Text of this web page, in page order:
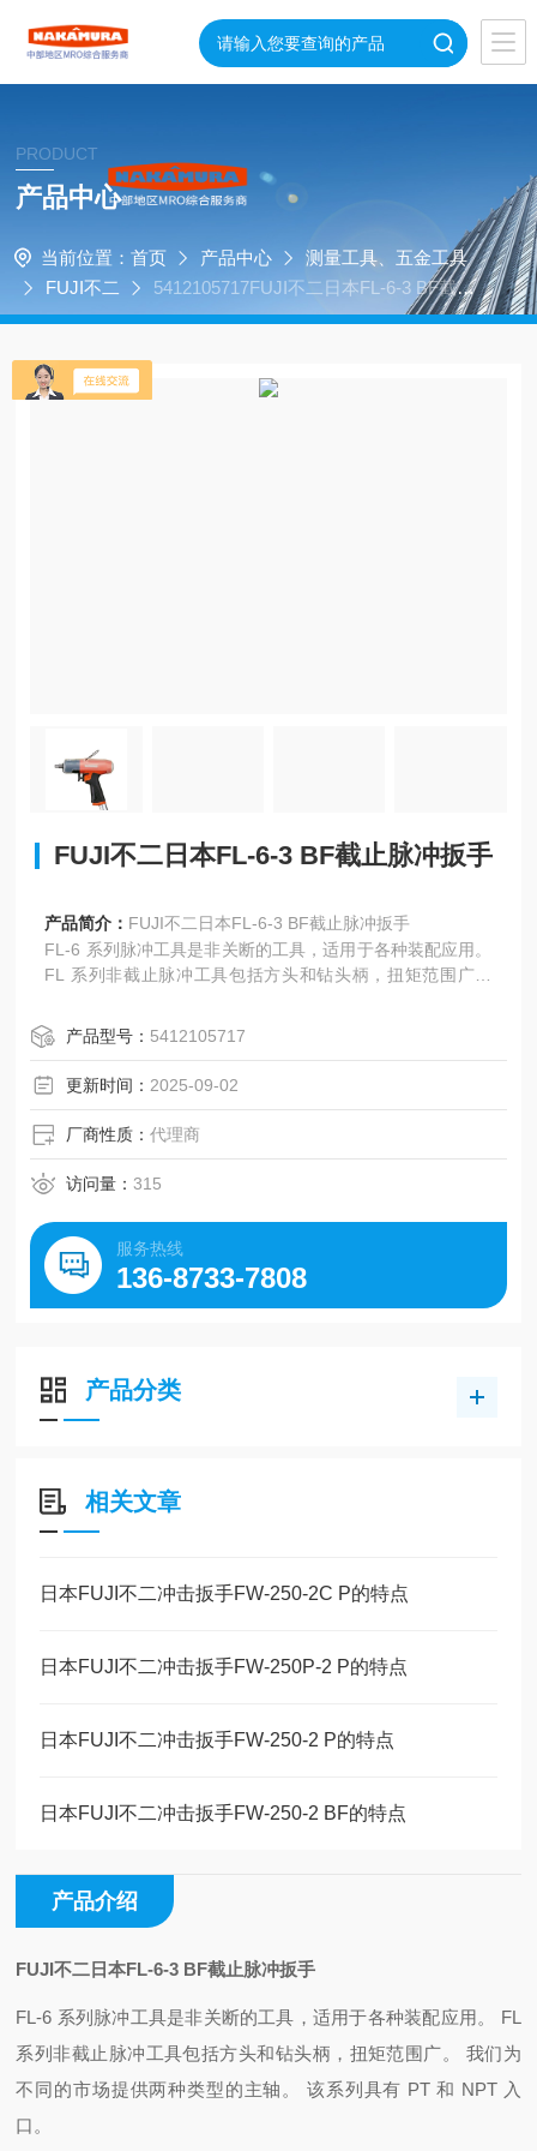
PRODUCT
产品中心
当前位置： 首页 产品中心
测量工具、五金工具
FUJI不二
5412105717FUJI不二日本FL-6-3 BF截止
脉冲扳手
FUJI不二日本FL-6-3 BF截止脉冲扳手
产品简介： FUJI不二日本FL-6-3 BF截止脉冲扳手
FL-6 系列脉冲工具是非关断的工具，适用于各种装配应用。
FL 系列非截止脉冲工具包括方头和钻头柄，扭矩范围广。
NPT 入口。
产品型号： 5412105717
更新时间： 2025-09-02
厂商性质：代理商
访问量：315
服务热线
136-8733-7808
产品分类
相关文章
日本FUJI不二冲击扳手FW-250-2C P的特点
日本FUJI不二冲击扳手FW-250P-2 P的特点
日本FUJI不二冲击扳手FW-250-2 P的特点
日本FUJI不二冲击扳手FW-250-2 BF的特点
产品介绍
FUJI不二日本FL-6-3 BF截止脉冲扳手
FL-6 系列脉冲工具是非关断的工具，适用于各种装配应用。 FL
系列非截止脉冲工具包括方头和钻头柄，扭矩范围广。 我们为
不同的市场提供两种类型的主轴。 该系列具有 PT 和 NPT 入
口。